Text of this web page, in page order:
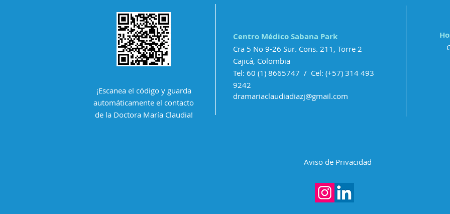
tus emociones,
mejorar tus
relaciones
interpersonales y
manejar el estrés
situación de la
vida
¡Escanea el código y guarda
automáticamente el contacto
de la Doctora María Claudia!
Centro Médico Sabana Park
Cra 5 No 9-26 Sur. Cons. 211, Torre 2
Cajicá, Colombia
Tel: 60 (1) 8665747 / Cel: (+57) 314 493
9242
dramariaclaudiadiazj@gmail.com
Aviso de Privacidad